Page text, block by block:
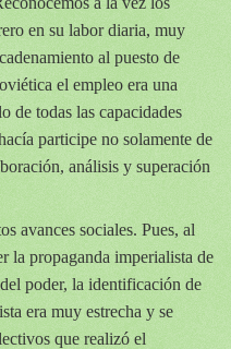
en su labor diaria, muy
al puesto de
el empleo era una
de todas las capacidades
participe no solamente de
análisis y superación
avances sociales. Pues, al
la propaganda imperialista de
poder, la identificación de
era muy estrecha y se
que realizó el